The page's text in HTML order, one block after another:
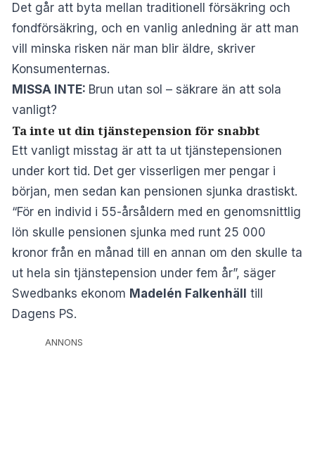
Det går att byta mellan traditionell försäkring och
fondförsäkring, och en vanlig anledning är att man
vill minska risken när man blir äldre, skriver
Konsumenternas.
MISSA INTE: Brun utan sol – säkrare än att sola
vanligt?
Ta inte ut din tjänstepension för snabbt
Ett vanligt misstag är att ta ut tjänstepensionen
under kort tid. Det ger visserligen mer pengar i
början, men sedan kan pensionen sjunka drastiskt.
“För en individ i 55-årsåldern med en genomsnittlig
lön skulle pensionen sjunka med runt 25 000
kronor från en månad till en annan om den skulle ta
ut hela sin tjänstepension under fem år”, säger
Swedbanks ekonom Madelén Falkenhäll
till
Dagens PS.
ANNONS